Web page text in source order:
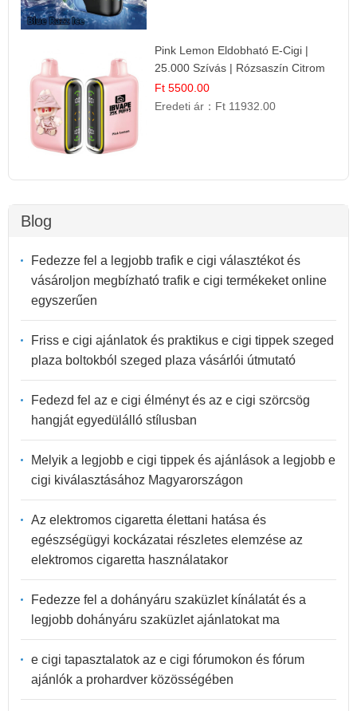
Pink Lemon Eldobható E-Cigi |
25.000 Szívás | Rózsaszín Citrom
Íz
Ft 5500.00
Eredeti ár： Ft 11932.00
Blog
Fedezze fel a legjobb trafik e cigi választékot és
vásároljon megbízható trafik e cigi termékeket online
egyszerűen
Friss e cigi ajánlatok és praktikus e cigi tippek szeged
plaza boltokból szeged plaza vásárlói útmutató
Fedezd fel az e cigi élményt és az e cigi szörcsög
hangját egyedülálló stílusban
Melyik a legjobb e cigi tippek és ajánlások a legjobb e
cigi kiválasztásához Magyarországon
Az elektromos cigaretta élettani hatása és
egészségügyi kockázatai részletes elemzése az
elektromos cigaretta használatakor
Fedezze fel a dohányáru szaküzlet kínálatát és a
legjobb dohányáru szaküzlet ajánlatokat ma
e cigi tapasztalatok az e cigi fórumokon és fórum
ajánlók a prohardver közösségében